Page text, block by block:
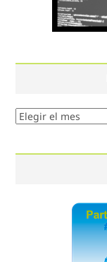
Nuestro